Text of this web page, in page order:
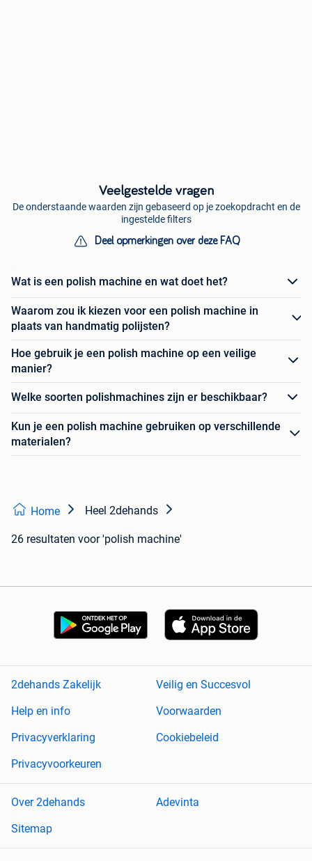
Veelgestelde vragen
De onderstaande waarden zijn gebaseerd op je zoekopdracht en de
ingestelde filters
Deel opmerkingen over deze FAQ
Wat is een polish machine en wat doet het?
Waarom zou ik kiezen voor een polish machine in
plaats van handmatig polijsten?
Hoe gebruik je een polish machine op een veilige
manier?
Welke soorten polishmachines zijn er beschikbaar?
Kun je een polish machine gebruiken op verschillende
materialen?
Home Heel 2dehands
26 resultaten voor 'polish machine'
2dehands Zakelijk
Veilig en Succesvol
Help en info
Voorwaarden
Privacyverklaring
Cookiebeleid
Privacyvoorkeuren
Over 2dehands
Adevinta
Sitemap